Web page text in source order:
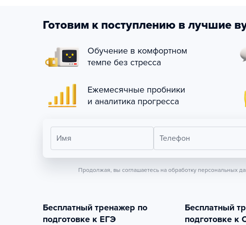
Готовим к поступлению в лучшие
Обучение в комфортном
темпе без стресса
Ежемесячные пробники
и аналитика прогресса
Имя Телефон
Продолжая, вы соглашаетесь на обработку персональных
Бесплатный тренажер по
подготовке к ЕГЭ
Бесплатный
подготовке к